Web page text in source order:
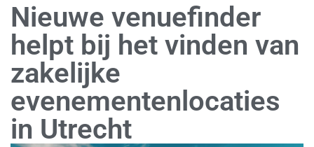
Nieuwe venuefinder
helpt bij het vinden van
zakelijke
evenementenlocaties
in Utrecht